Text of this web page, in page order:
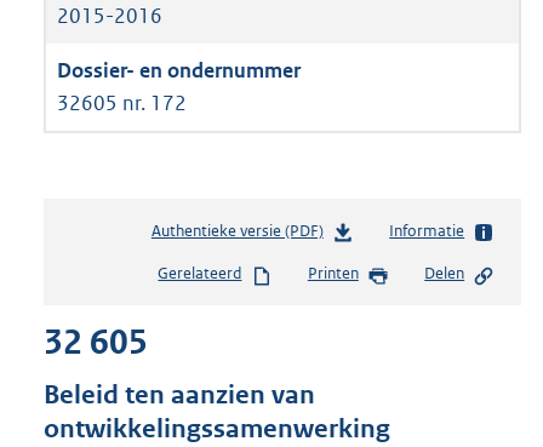
2015-2016
32605 nr. 172
Authentieke versie (PDF)b
s
g
Informatie
Gerelateerd Printen Delen
32 605
Beleid ten aanzien van
ontwikkelingssamenwerking